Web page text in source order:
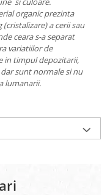
organic prezinta
a cerii sau
ceara s-a separat
variatiilor de
in timpul depozitarii,
sunt normale si nu
lumanarii.